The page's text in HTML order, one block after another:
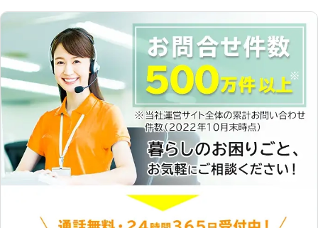
み立ててほしい」というようなご依頼
がありましたら、当店にお任せくださ
い。早朝や深夜のご依頼にも柔軟に対
応いたします。 株式会社エフアイピ
ー興業では家具組立を承っています。
無理な組立は、落としたりぶつけたり
して家具や床、壁などを傷めてしまう
こともあります。「自分で家具組立は
難しいかも……」というときにはぜひ
当店にご依頼くださいませ。